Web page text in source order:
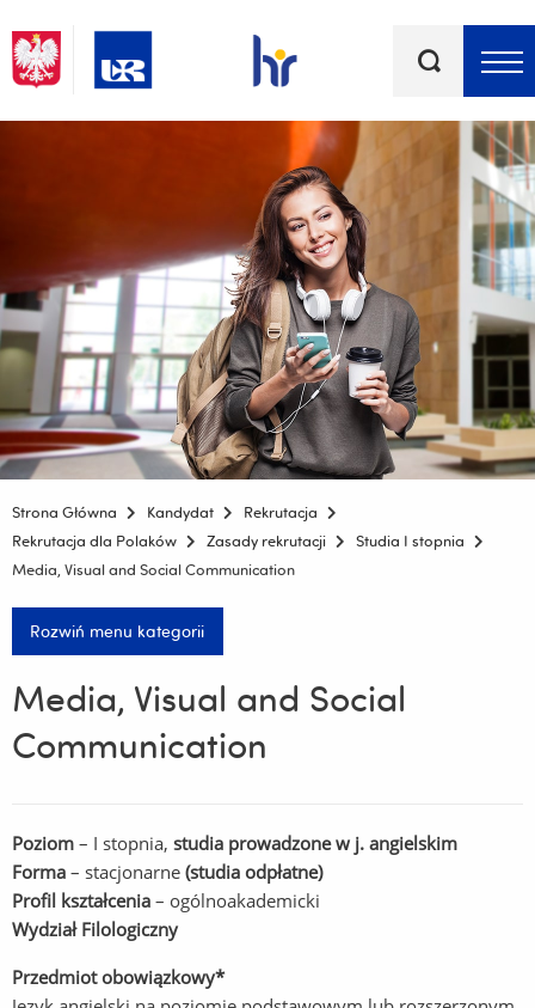
kluczowe
Strona Główna Kandydat
Rekrutacja
Rekrutacja dla Polaków
Zasady rekrutacji
Studia I stopnia
Media, Visual and Social Communication
Rozwiń menu kategorii
Media, Visual and Social
Communication
Poziom – I stopnia, studia prowadzone w j. angielskim
Forma – stacjonarne (studia odpłatne)
Profil kształcenia – ogólnoakademicki
Wydział Filologiczny
Przedmiot obowiązkowy*